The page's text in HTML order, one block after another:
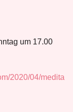
um 17.00
2020/04/medita